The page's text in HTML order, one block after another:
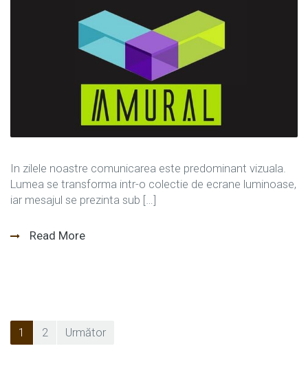
In zilele noastre comunicarea este predominant vizuala.
Lumea se transforma intr-o colectie de ecrane luminoase,
iar mesajul se prezinta sub […]
Read More
Paginație
1 2 Următor